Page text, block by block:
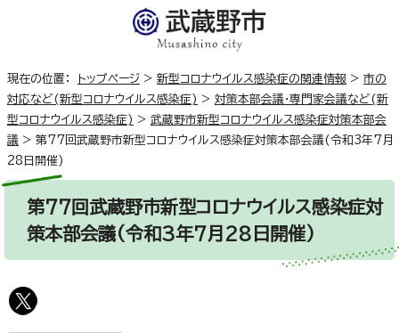
現在の位置： トップページ > 新型コロナウイルス感染症の関連情報 > 市の
対応など(新型コロナウイルス感染症) > 対策本部会議・専門家会議など(新
型コロナウイルス感染症) > 武蔵野市新型コロナウイルス感染症対策本部会
議 > 第77回武蔵野市新型コロナウイルス感染症対策本部会議(令和3年7月
28日開催)
第77回武蔵野市新型コロナウイルス感染症対
策本部会議(令和3年7月28日開催)